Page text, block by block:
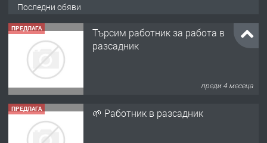
Последни обяви
ПРЕДЛАГА 🌱 Работник в разсадник
преди 4 месеца
ПРЕДЛАГА Търсим работничка